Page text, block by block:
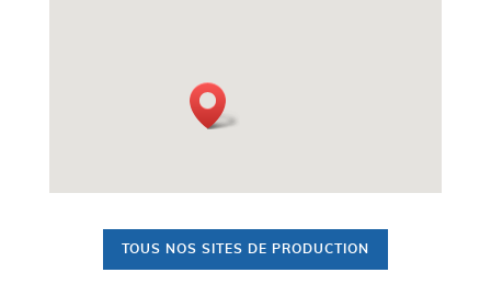
TOUS NOS SITES DE PRODUCTION